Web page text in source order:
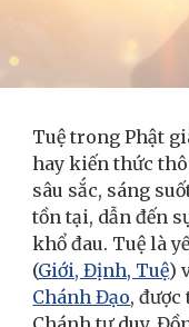
Tuệ trong Phật
hay kiến thức
sâu sắc, sáng
tồn tại, dẫn đến
khổ đau. Tuệ là
(Giới, Định, Tuệ)
Chánh Đạo, được